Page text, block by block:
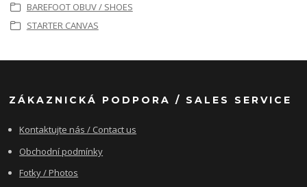
BAREFOOT OBUV / SHOES
STARTER CANVAS
ZÁKAZNICKÁ PODPORA / SALES SERVICE
Kontaktujte nás / Contact us
Obchodní podmínky
Fotky / Photos